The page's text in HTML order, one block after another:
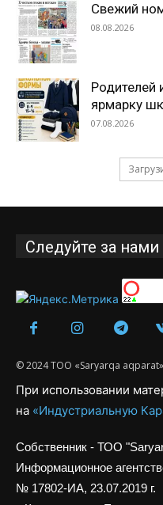
Свежий
08.08.2026
Родителей
ярмарку
07.08.2026
Следуйте за нами
© 2024 ТОО «Saryarqa
При использовании
на «Индустриальную
Собственник - ТОО
Информационное
№ 17802-ИА, 23.07.2019 г.